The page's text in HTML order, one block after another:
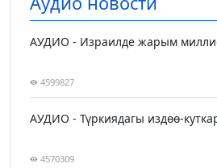
АУДИО - Израилде жарым
4599827
АУДИО - Түркиядагы издөө-
4570309